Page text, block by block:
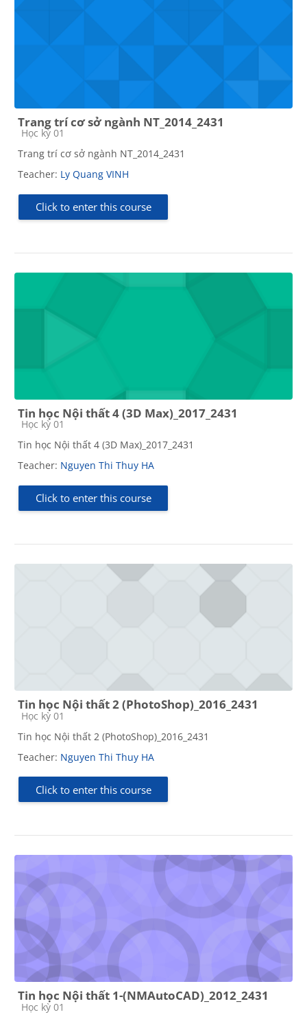
Trang trí cơ sở ngành NT_2014_2431
Course category
Học kỳ 01
Trang trí cơ sở ngành NT_2014_2431
Teacher: Ly Quang VINH
Click to enter this course
Tin học Nội thất 4 (3D Max)_2017_2431
Course category
Học kỳ 01
Tin học Nội thất 4 (3D Max)_2017_2431
Teacher: Nguyen Thi Thuy HA
Click to enter this course
Tin học Nội thất 2 (PhotoShop)_2016_2431
Course category
Học kỳ 01
Tin học Nội thất 2 (PhotoShop)_2016_2431
Teacher: Nguyen Thi Thuy HA
Click to enter this course
Tin học Nội thất 1-(NMAutoCAD)_2012_2431
Course category
Học kỳ 01